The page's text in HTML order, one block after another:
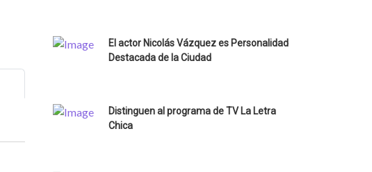
El actor Nicolás Vázquez es Personalidad
Destacada de la Ciudad
Distinguen al programa de TV La Letra
Chica